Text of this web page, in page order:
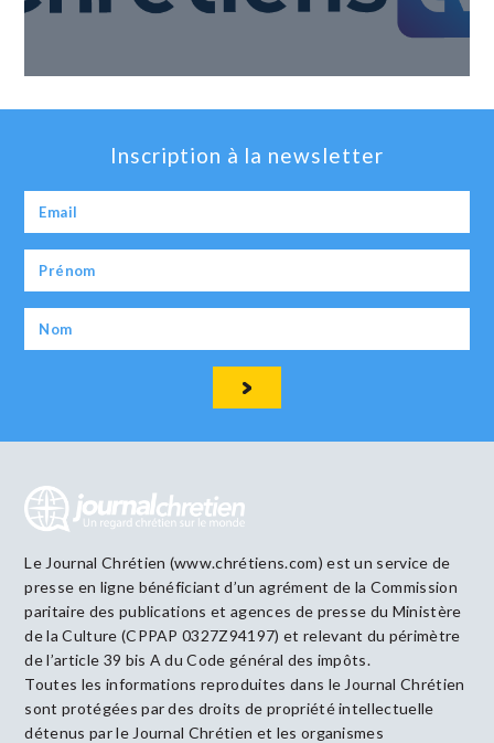
Inscription à la newsletter
Le Journal Chrétien (www.chrétiens.com) est un service de
presse en ligne bénéficiant d’un agrément de la Commission
paritaire des publications et agences de presse du Ministère
de la Culture (CPPAP 0327Z94197) et relevant du périmètre
de l’article 39 bis A du Code général des impôts.
Toutes les informations reproduites dans le Journal Chrétien
sont protégées par des droits de propriété intellectuelle
détenus par le Journal Chrétien et les organismes